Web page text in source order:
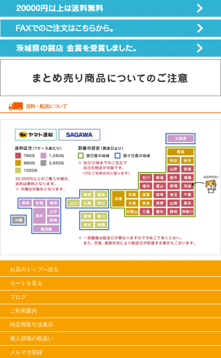
お店のトップへ戻る
カートを見る
ブログ
ご利用案内
特定商取引法表示
個人情報の取扱い
メルマガ登録